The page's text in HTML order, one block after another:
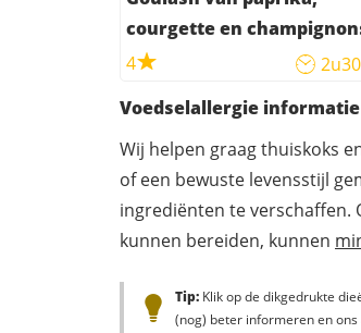
courgette en
4
Voedselallergie informatie
Wij helpen graag thuiskoks
of een bewuste levensstijl
ingrediënten te verschaffen.
kunnen bereiden, kunnen
Tip: Klik op de dikgedrukte
(nog) beter informeren en